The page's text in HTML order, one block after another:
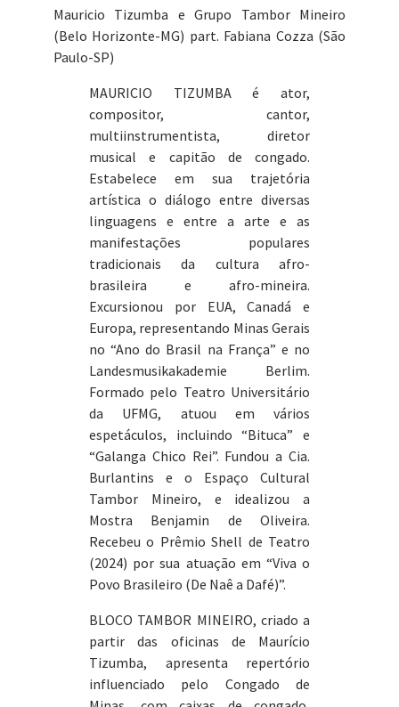
Mauricio Tizumba e Grupo Tambor Mineiro
(Belo Horizonte-MG) part. Fabiana Cozza (São
Paulo-SP)
MAURICIO TIZUMBA é ator,
compositor, cantor,
multiinstrumentista, diretor
musical e capitão de congado.
Estabelece em sua trajetória
artística o diálogo entre diversas
linguagens e entre a arte e as
manifestações populares
tradicionais da cultura afro-
brasileira e afro-mineira.
Excursionou por EUA, Canadá e
Europa, representando Minas Gerais
no “Ano do Brasil na França” e no
Landesmusikakademie Berlim.
Formado pelo Teatro Universitário
da UFMG, atuou em vários
espetáculos, incluindo “Bituca” e
“Galanga Chico Rei”. Fundou a Cia.
Burlantins e o Espaço Cultural
Tambor Mineiro, e idealizou a
Mostra Benjamin de Oliveira.
Recebeu o Prêmio Shell de Teatro
(2024) por sua atuação em “Viva o
Povo Brasileiro (De Naê a Dafé)”.
BLOCO TAMBOR MINEIRO, criado a
partir das oficinas de Maurício
Tizumba, apresenta repertório
influenciado pelo Congado de